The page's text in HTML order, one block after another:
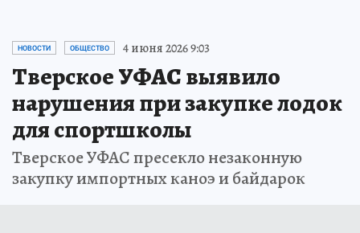
НОВОСТИ ОБЩЕСТВО 4 июня 2026 9:03
Тверское УФАС выявило
нарушения при закупке лодок
для спортшколы
Тверское УФАС пресекло незаконную
закупку импортных каноэ и байдарок